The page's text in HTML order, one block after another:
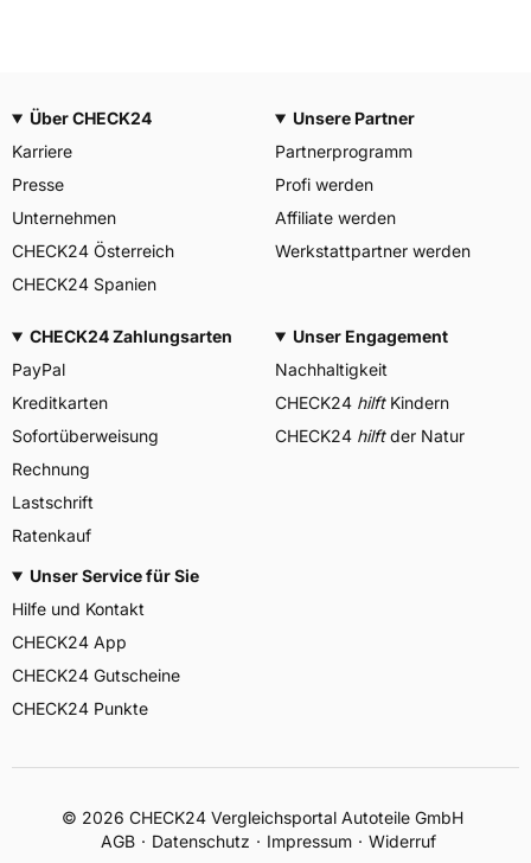
Über CHECK24
Karriere
Presse
Unternehmen
CHECK24 Österreich
CHECK24 Spanien
Unsere Partner
Partnerprogramm
Profi werden
Affiliate werden
Werkstattpartner werden
CHECK24 Zahlungsarten
PayPal
Kreditkarten
Sofortüberweisung
Rechnung
Lastschrift
Ratenkauf
Unser Engagement
Nachhaltigkeit
CHECK24 hilftKindern
CHECK24 hilftder Natur
Unser Service für Sie
Hilfe und Kontakt
CHECK24 App
CHECK24 Gutscheine
CHECK24 Punkte
© 2026 CHECK24 Vergleichsportal Autoteile GmbH
AGB
Datenschutz Impressum Widerruf